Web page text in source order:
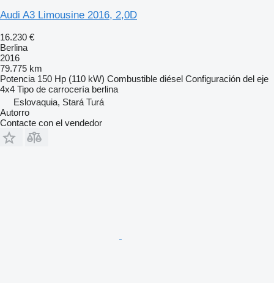
Audi A3 Limousine 2016, 2,0D
16.230 €
Berlina
2016
79.775 km
Potencia 150 Hp (110 kW) Combustible diésel Configuración del eje
4x4 Tipo de carrocería berlina
Eslovaquia, Stará Turá
Autorro
Contacte con el vendedor